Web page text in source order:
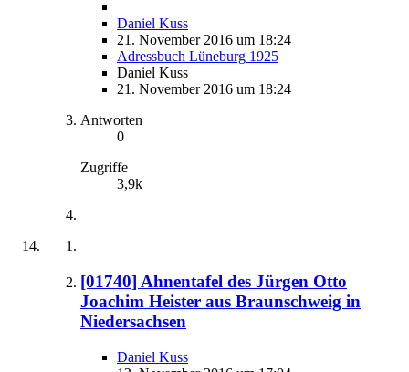
Daniel Kuss
21. November 2016 um 18:24
Adressbuch Lüneburg 1925
Daniel Kuss
21. November 2016 um 18:24
Antworten
0
Zugriffe
3,9k
[01740] Ahnentafel des Jürgen Otto
Joachim Heister aus Braunschweig in
Niedersachsen
Daniel Kuss